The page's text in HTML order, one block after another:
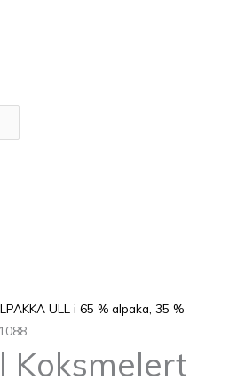
ULL i 65 % alpaka, 35 %
Koksmelert